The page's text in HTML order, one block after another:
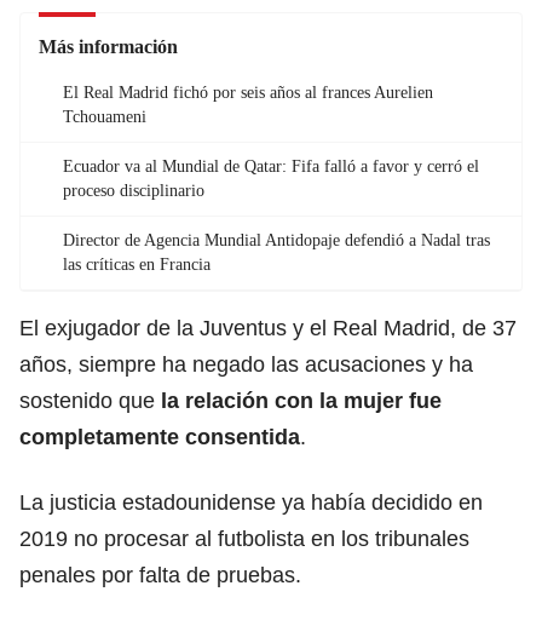
Más información
El Real Madrid fichó por seis años al frances Aurelien
Tchouameni
Ecuador va al Mundial de Qatar: Fifa falló a favor y cerró el
proceso disciplinario
Director de Agencia Mundial Antidopaje defendió a Nadal tras
las críticas en Francia
El exjugador de la Juventus y el Real Madrid, de 37
años, siempre ha negado las acusaciones y ha
sostenido que la relación con la mujer fue
completamente consentida.
La justicia estadounidense ya había decidido en
2019 no procesar al futbolista en los tribunales
penales por falta de pruebas.